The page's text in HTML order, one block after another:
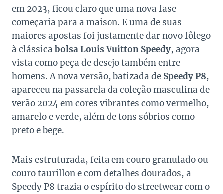
em 2023, ficou claro que uma nova fase
começaria para a maison. E uma de suas
maiores apostas foi justamente dar novo fôlego
à clássica bolsa Louis Vuitton Speedy, agora
vista como peça de desejo também entre
homens. A nova versão, batizada de Speedy P8,
apareceu na passarela da coleção masculina de
verão 2024 em cores vibrantes como vermelho,
amarelo e verde, além de tons sóbrios como
preto e bege.
Mais estruturada, feita em couro granulado ou
couro taurillon e com detalhes dourados, a
Speedy P8 trazia o espírito do streetwear com o